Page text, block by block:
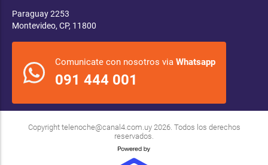
Paraguay 2253
Montevideo, CP, 11800
Comunicate con nosotros via Whatsapp
091 444 001
Copyright telenoche@canal4.com.uy2026. Todos los derechos
reservados.